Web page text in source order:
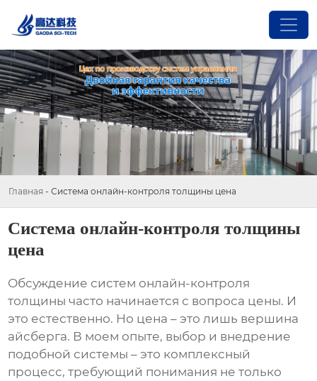
Главная - Система онлайн-контроля толщины цена
Система онлайн-контроля толщины
цена
Обсуждение систем онлайн-контроля
толщины часто начинается с вопроса цены. И
это естественно. Но цена – это лишь вершина
айсберга. В моем опыте, выбор и внедрение
подобной системы – это комплексный
процесс, требующий понимания не только